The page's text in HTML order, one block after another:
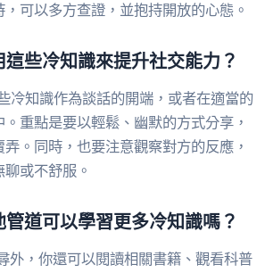
可以多方查證，並抱持開放的心態。
些冷知識來提升社交能力？
冷知識作為談話的開端，或者在適當的
重點是要以輕鬆、幽默的方式分享，
。同時，也要注意觀察對方的反應，
或不舒服。
道可以學習更多冷知識嗎？
外，你還可以閱讀相關書籍、觀看科普